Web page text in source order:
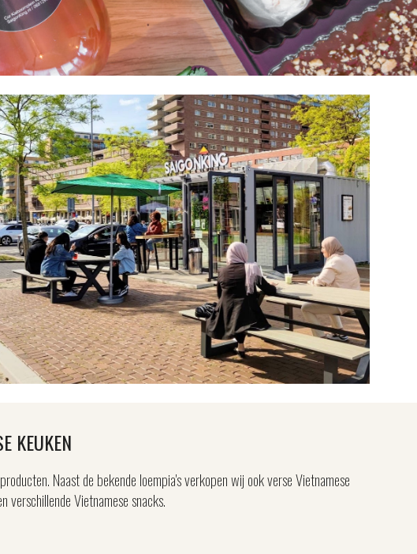
KEUKEN
Naast de bekende loempia's verkopen wij ook verse Vietnamese
verschillende Vietnamese snacks.